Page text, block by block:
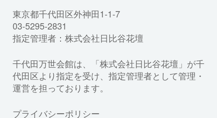
東京都千代田区外神田1-1-7
03-5295-2831
指定管理者：株式会社日比谷花壇
千代田万世会館は、「株式会社日比谷花壇」が千
代田区より指定を受け、指定管理者として管理・
運営を担っております。
プライバシーポリシー